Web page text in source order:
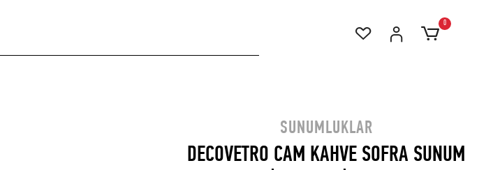
0
SUNUMLUKLAR
DECOVETRO CAM KAHVE SOFRA SUNUM